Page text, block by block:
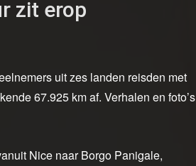
zit erop
uit zes landen reisden met
67.925 km af. Verhalen en foto’s
Nice naar Borgo Panigale,